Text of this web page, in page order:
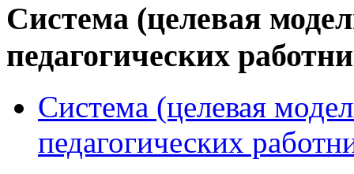
Система (целевая
педагогических
Система (целевая
педагогических